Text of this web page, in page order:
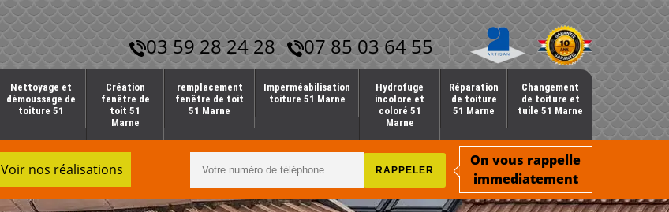
03 59 28 24 28 07 85 03 64 55
Nettoyage et
démoussage de
toiture 51
Création
fenêtre de
toit 51
Marne
remplacement
fenêtre de toit
51 Marne
Imperméabilisation
toiture 51 Marne
Hydrofuge
incolore et
coloré 51
Marne
Réparation
de toiture
51 Marne
Changement
de toiture et
tuile 51 Marne
Voir nos réalisations
On vous rappelle
immediatement